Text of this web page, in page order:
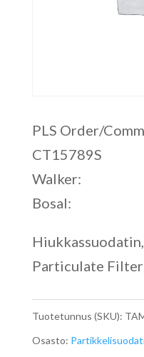
PLS Order/
CT15789S
Walker:
Bosal:
Particulate
Tuotetunnus (SKU):
Osasto: